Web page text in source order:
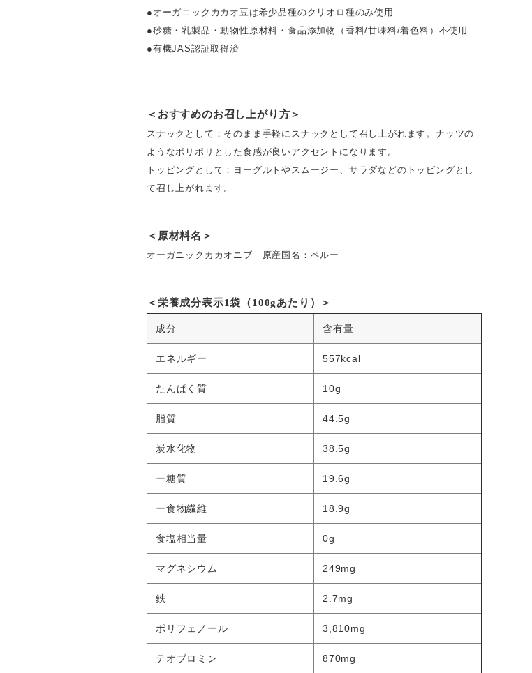
●オーガニックカカオ豆は希少品種のクリオロ種のみ使用
●砂糖・乳製品・動物性原材料・食品添加物（香料/甘味料/着色料）不使用
●有機JAS認証取得済
＜おすすめのお召し上がり方＞
スナックとして： そのまま手軽にスナックとして召し上がれます。ナッツの
ようなポリポリとした食感が良いアクセントになります。
トッピングとして： ヨーグルトやスムージー、サラダなどのトッピングとし
て召し上がれます。
＜原材料名＞
オーガニックカカオニブ 原産国名：ペルー
＜栄養成分表示1袋（100gあたり）＞
成分 含有量
エネルギー 557kcal
たんぱく質 10g
脂質 44.5g
炭水化物 38.5g
ー糖質 19.6g
ー食物繊維 18.9g
食塩相当量 0g
マグネシウム 249mg
鉄 2.7mg
ポリフェノール 3,810mg
テオブロミン 870mg